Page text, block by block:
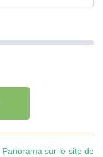
Panorama sur le site de